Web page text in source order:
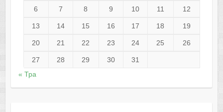
6 7 8 9 10 11 12
13 14 15 16 17 18 19
20 21 22 23 24 25 26
27 28 29 30
31
« Тра